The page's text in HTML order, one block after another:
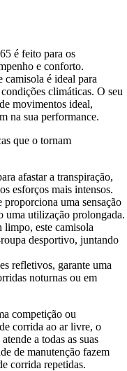
é feito para os
e conforto.
camisola é ideal para
climáticas. O seu
movimentos ideal,
na sua performance.
que o tornam
afastar a transpiração,
esforços mais intensos.
proporciona uma sensação
uma utilização prolongada.
limpo, este camisola
desportivo, juntando
refletivos, garante uma
noturnas ou em
competição ou
corrida ao ar livre, o
a todas as suas
de manutenção fazem
corrida repetidas.